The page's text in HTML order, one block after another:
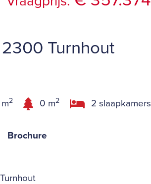
Turnhout
m2 0 m2 2 slaapkamers
Brochure